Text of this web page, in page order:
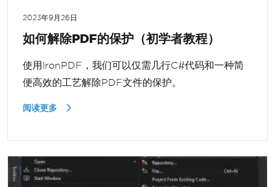
2023年9月26日
如何解除PDF的保护（初学者教程）
使用IronPDF，我们可以仅需几行C#代码和一种简
便高效的工艺解除PDF文件的保护。
阅读更多